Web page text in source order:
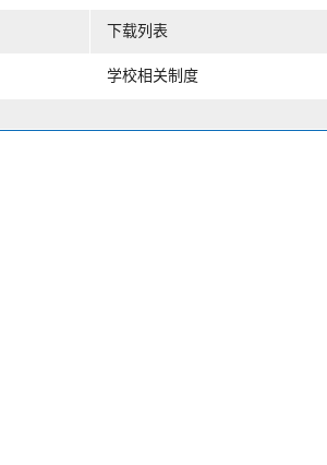
下载列表
学校相关制度